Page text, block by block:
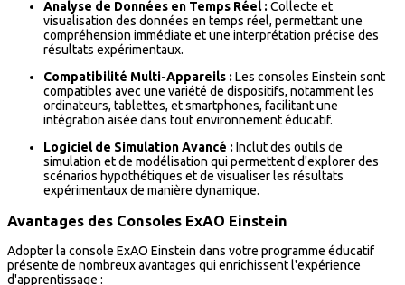
Analyse de Données en Temps Réel : Collecte et
visualisation des données en temps réel, permettant une
compréhension immédiate et une interprétation précise des
résultats expérimentaux.
Compatibilité Multi-Appareils : Les consoles Einstein sont
compatibles avec une variété de dispositifs, notamment les
ordinateurs, tablettes, et smartphones, facilitant une
intégration aisée dans tout environnement éducatif.
Logiciel de Simulation Avancé : Inclut des outils de
simulation et de modélisation qui permettent d'explorer des
scénarios hypothétiques et de visualiser les résultats
expérimentaux de manière dynamique.
Avantages des Consoles ExAO Einstein
Adopter la console ExAO Einstein dans votre programme éducatif
présente de nombreux avantages qui enrichissent l'expérience
d'apprentissage :